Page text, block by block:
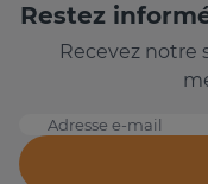
Restez
Recevez notre
Adresse e-mail